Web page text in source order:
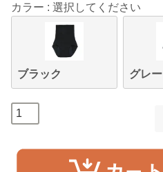
カラー 選択してください
ブラック グレー